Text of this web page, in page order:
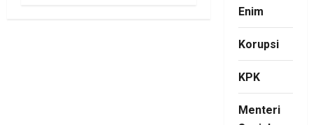
Enim
Korupsi
KPK
Menteri